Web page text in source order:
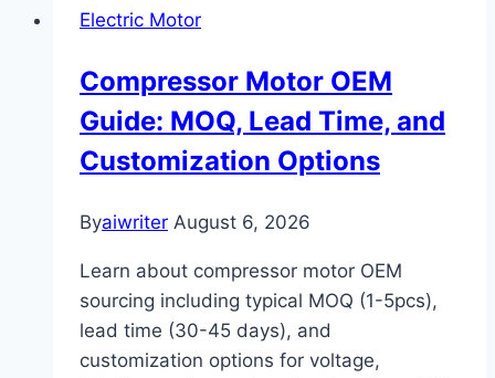
Electric Motor
Compressor Motor OEM
Guide: MOQ, Lead Time, and
Customization Options
Byaiwriter August 6, 2026
Learn about compressor motor OEM
sourcing including typical MOQ (1-5pcs),
lead time (30-45 days), and
customization options for voltage,